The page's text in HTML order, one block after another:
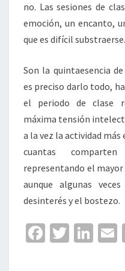
no. Las sesiones de
emoción, un encanto,
que es difícil substraerse.
Son la quintaesencia
es preciso darlo todo,
el periodo de clase
máxima tensión
a la vez la actividad
cuantas
representando el
aunque algunas
desinterés y el bostezo.
Fa T
Li